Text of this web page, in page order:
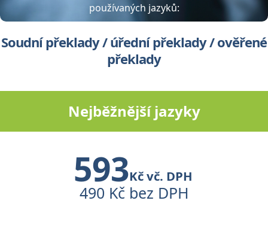
používaných jazyků:
Soudní překlady / úřední překlady / ověřené
překlady
Nejběžnější jazyky
593Kč vč. DPH
490 Kč bez DPH